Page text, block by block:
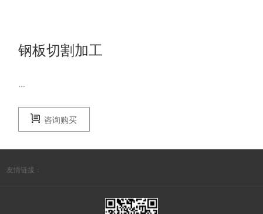
钢板切割加工
...
咨询购买
友情链接：